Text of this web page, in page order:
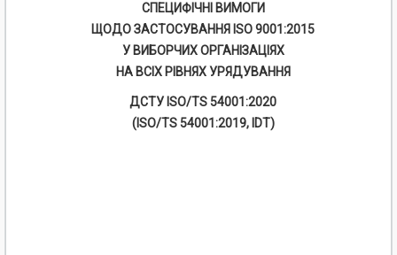
СПЕЦИФІЧНІ ВИМОГИ
ЩОДО ЗАСТОСУВАННЯ ISO 9001:2015
У ВИБОРЧИХ ОРГАНІЗАЦІЯХ
НА ВСІХ РІВНЯХ УРЯДУВАННЯ
ДСТУ ISO/TS 54001:2020
(ISO/TS 54001:2019, IDT)